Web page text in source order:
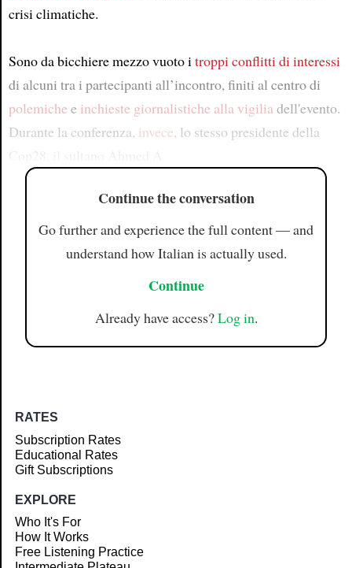
crisi climatiche.
Sono da bicchiere mezzo vuoto itroppi conflitti di interessi
di alcuni tra i partecipanti all’incontro, finiti al centro di
polemiche e inchieste giornalistiche alla vigiliadell'evento.
Durante la conferenza, invece, lo stesso presidente della
Continue the conversation
Go further and experience the full content — and
understand how Italian is actually used.
Continue
Already have access?Log in.
RATES
Subscription Rates
Educational Rates
Gift Subscriptions
EXPLORE
Who It's For
How It Works
Free Listening Practice